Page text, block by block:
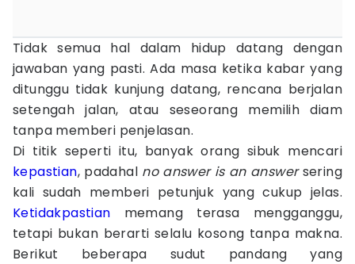
Tidak semua hal dalam hidup datang dengan
jawaban yang pasti. Ada masa ketika kabar yang
ditunggu tidak kunjung datang, rencana berjalan
setengah jalan, atau seseorang memilih diam
tanpa memberi penjelasan.
Di titik seperti itu, banyak orang sibuk mencari
kepastian, padahal no answer is an answersering
kali sudah memberi petunjuk yang cukup jelas.
Ketidakpastian memang terasa mengganggu,
tetapi bukan berarti selalu kosong tanpa makna.
Berikut beberapa sudut pandang yang